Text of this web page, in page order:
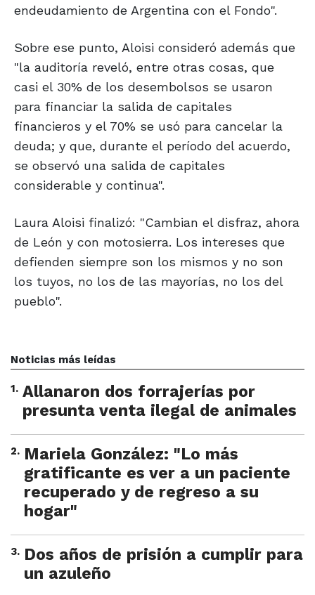
endeudamiento de Argentina con el Fondo".
Sobre ese punto, Aloisi consideró además que
"la auditoría reveló, entre otras cosas, que
casi el 30% de los desembolsos se usaron
para financiar la salida de capitales
financieros y el 70% se usó para cancelar la
deuda; y que, durante el período del acuerdo,
se observó una salida de capitales
considerable y continua".
Laura Aloisi finalizó: "Cambian el disfraz, ahora
de León y con motosierra. Los intereses que
defienden siempre son los mismos y no son
los tuyos, no los de las mayorías, no los del
pueblo".
Noticias más leídas
1. Allanaron dos forrajerías por
presunta venta ilegal de animales
2. Mariela González: "Lo más
gratificante es ver a un paciente
recuperado y de regreso a su
hogar"
3. Dos años de prisión a cumplir para
un azuleño